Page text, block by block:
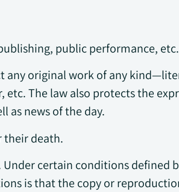
public performance, etc.
any original work of any
The law also protects the
as news of the day.
their death.
certain conditions defined
is that the copy or